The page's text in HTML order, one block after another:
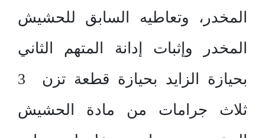
المخدر، وتعاطيه السابق للحشيش
المخدر وإثبات إدانة المتهم الثاني
بحيازة الزايد بحيازة قطعة تزن 3
ثلاث جرامات من مادة الحشيش